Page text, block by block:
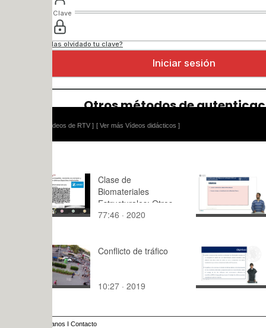
[ Ver más Vídeos didácticos ]
Clase de
Biomateriales
Estructurales: Otros
metales I
77:46 · 2020
Materiales
naturales
10:44 ·
Conflicto de tráfico
10:27 · 2019
Tablas de
Cálculos
Análisis
11:52 ·